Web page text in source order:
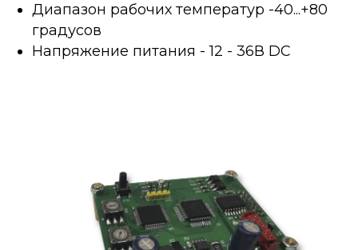
Диапазон рабочих температур -40...+80
градусов
Напряжение питания - 12 - 36В DC